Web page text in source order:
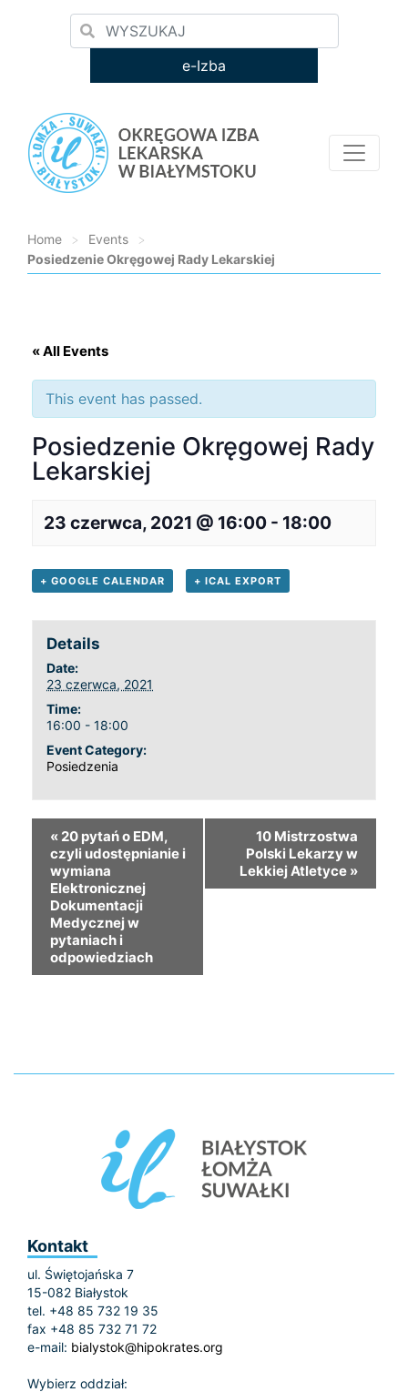
e-Izba
Home > Events
>
Posiedzenie Okręgowej Rady Lekarskiej
« All Events
This event has passed.
Posiedzenie Okręgowej Rady
Lekarskiej
23 czerwca, 2021 @ 16:00 - 18:00
+ GOOGLE CALENDAR + ICAL EXPORT
Details
Date:
23 czerwca, 2021
Time:
16:00 - 18:00
Event Category:
Posiedzenia
« 20 pytań o EDM,
czyli udostępnianie i
wymiana
Elektronicznej
Dokumentacji
Medycznej w
pytaniach i
odpowiedziach
10 Mistrzostwa
Polski Lekarzy w
Lekkiej Atletyce »
Kontakt
ul. Świętojańska 7
15-082 Białystok
tel. +48 85 732 19 35
fax +48 85 732 71 72
e-mail: bialystok@hipokrates.org
Wybierz oddział: